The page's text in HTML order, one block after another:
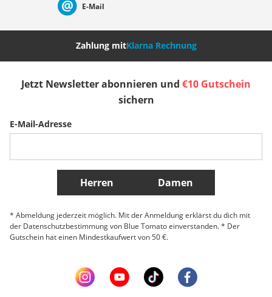
Nederland Italia (Italiano) Italien (Deutsch)
Slovenija
Weitere Länder
E-Mail
Zahlung mitKlarna Rechnung
Jetzt Newsletter abonnieren und €10 Gutschein
sichern
E-Mail-Adresse
Herren Damen
* Abmeldung jederzeit möglich. Mit der Anmeldung erklärst du dich mit
der Datenschutzbestimmung von Blue Tomato einverstanden. * Der
Gutschein hat einen Mindestkaufwert von 50 €.